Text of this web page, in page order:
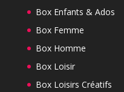
Box Enfants & Ados
Box Femme
Box Homme
Box Loisir
Box Loisirs Créatifs